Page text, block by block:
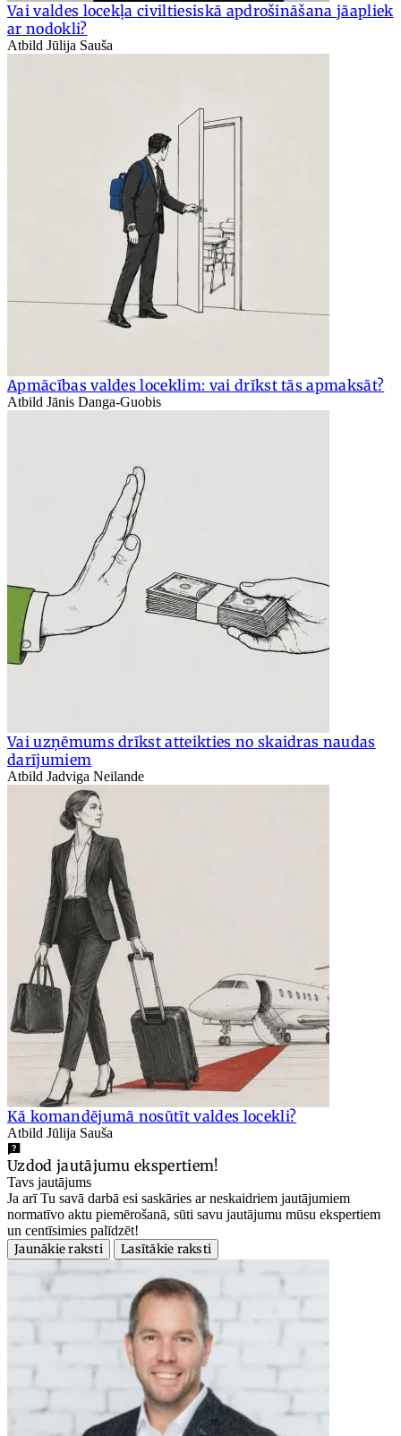
Vai valdes locekļa civiltiesiskā apdrošināšana jāapliek
ar nodokli?
Atbild Jūlija Sauša
Apmācības valdes loceklim: vai drīkst tās apmaksāt?
Atbild Jānis Danga-Guobis
Vai uzņēmums drīkst atteikties no skaidras naudas
darījumiem
Atbild Jadviga Neilande
Kā komandējumā nosūtīt valdes locekli?
Atbild Jūlija Sauša
Uzdod jautājumu ekspertiem!
Tavs jautājums
Ja arī Tu savā darbā esi saskāries ar neskaidriem jautājumiem
normatīvo aktu piemērošanā, sūti savu jautājumu mūsu ekspertiem
un centīsimies palīdzēt!
Jaunākie raksti
Lasītākie raksti